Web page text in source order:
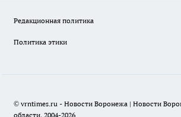
Редакционная политика
Политика этики
© vrntimes.ru - Новости Воронежа | Новости
области, 2004-2026